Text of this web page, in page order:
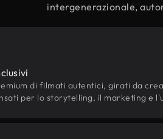
intergenerazionale,
di filmati autentici, girati da
per lo storytelling, il marketing e